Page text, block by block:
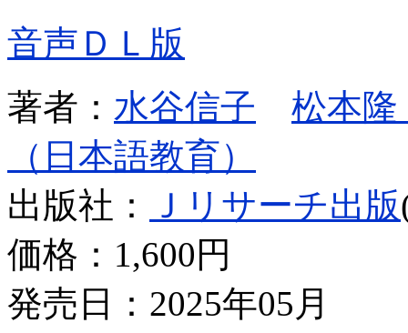
音声ＤＬ版
著者： 水谷信子
松本隆
（日本語教育）
出版社：
Ｊリサーチ出版
価格： 1,600円
発売日：2025年05月